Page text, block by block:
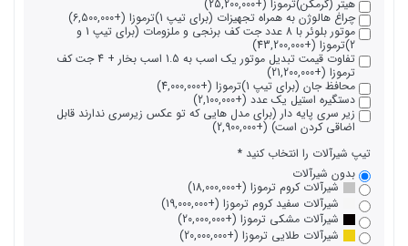
هیتر (گرمکن)ترموزا (+25,200,000)
چراغ هالوژن به همراه تجهیزات (برای تیپ 1)ترموزا (+6,500,000)
موتور بلوئر با 8 عدد جت کف برنجی و ملزومات (برای تیپ 1 و
2)ترموزا (+43,200,000)
تفاوت قیمت تبدیل موتور یک اسب به 1.5 اسب بخار + 4 جت کف
ترموزا (+21,200,000)
محافظ جان (برای تیپ 1)ترموزا (+4,000,000)
دستگیره استیل یک عدد (+2,100,000)
زیر سری پایه دار (برای مدل هایی که تو عکس زیرسری ندارند قابل
اضاقی کردن است) (+2,900,000)
تیپ شیرآلات را انتخاب کنید
بدون شیرآلات
شیرآلات کروم ترموزا (+18,000,000)
شیرآلات سفید کروم ترموزا (+19,000,000)
شیرآلات مشکی ترموزا (+20,000,000)
شیرآلات طلایی ترموزا (+20,000,000)